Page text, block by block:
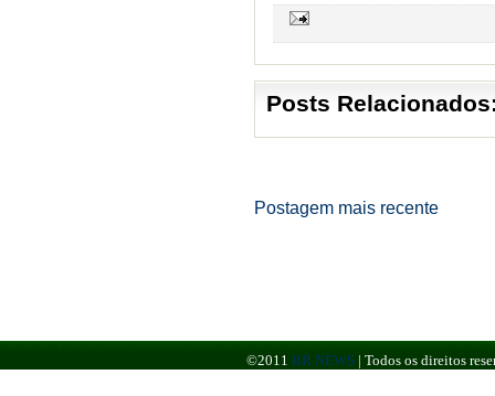
Posts
Postagem mais recente
©2011 BR NEWS | Todos os direitos